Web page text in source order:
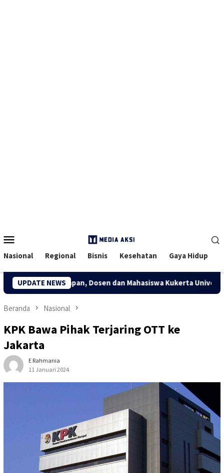
Mobile
Nasional Regional Bisnis Kesehatan Gaya Hidup
UPDATE NEWS
Desa Kuapan, Dosen dan Mahasiswa Kukerta Universitas
Beranda Nasional
KPK Bawa Pihak Terjaring OTT ke
Jakarta
E Rahmania
11 Januari 2024